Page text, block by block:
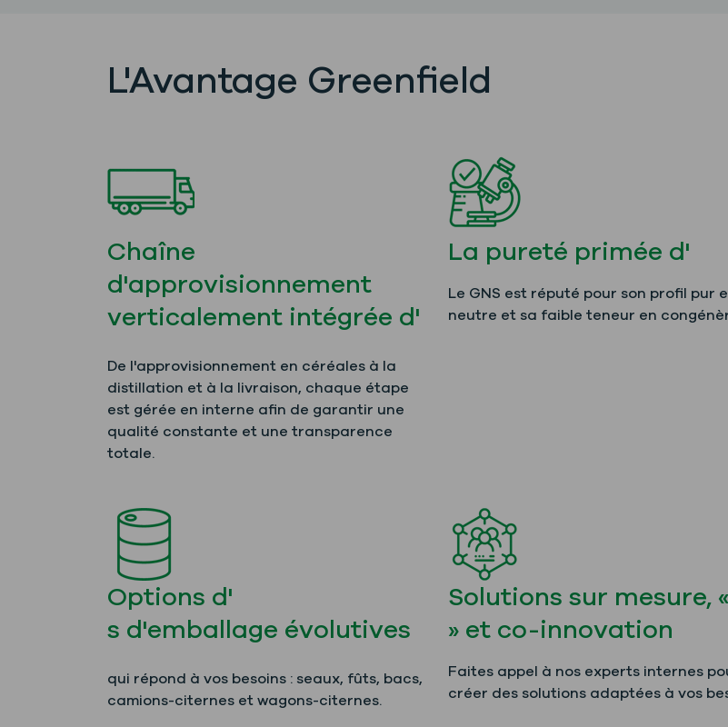
L'Avantage Greenfield
Chaîne
d'approvisionnement
verticalement intégrée d'
De l'approvisionnement en céréales à la
distillation et à la livraison, chaque étape
est gérée en interne afin de garantir une
qualité constante et une transparence
totale.
La pureté primée d'
Le GNS est réputé pour son profil pur
neutre et sa faible teneur en
Options d'
s d'emballage évolutives
qui répond à vos besoins : seaux, fûts, bacs,
camions-citernes et wagons-citernes.
Solutions sur mesure, «
» et co-innovation
Faites appel à nos experts internes
créer des solutions adaptées à vos